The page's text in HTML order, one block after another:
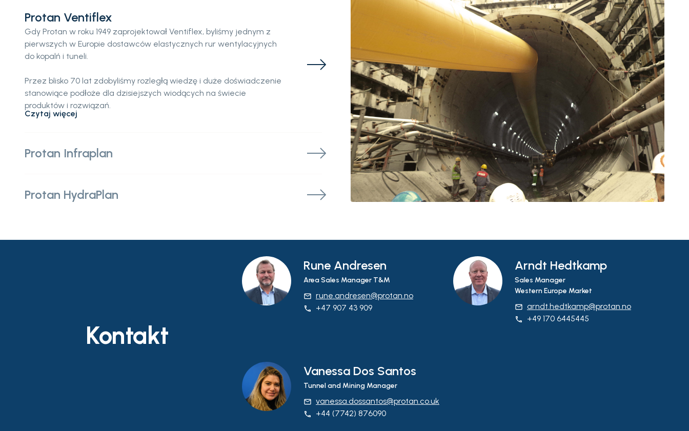
Protan Ventiflex
Gdy Protan w roku 1949 zaprojektował Ventiflex, byliśmy jednym z
pierwszych w Europie dostawców elastycznych rur wentylacyjnych
do kopalń i tuneli.
Przez blisko 70 lat zdobyliśmy rozległą wiedzę i duże doświadczenie
stanowiące podłoże dla dzisiejszych wiodących na świecie
produktów i rozwiązań.
Czytaj więcej
Protan Infraplan
Protan HydraPlan
Kontakt
Rune Andresen
Area Sales Manager T&M
email rune.andresen@protan.no
phone +47 907 43 909
Arndt Hedtkamp
Sales Manager
Western Europe Market
email arndt.hedtkamp@protan.no
phone +49 170 6445445
Vanessa Dos Santos
Tunnel and Mining Manager
email vanessa.dossantos@protan.co.uk
phone +44 (7742) 876090